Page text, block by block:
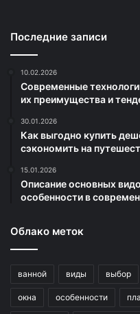
Последние записи
10.02.2026
Современные
их преимущества и
30.01.2026
Как выгодно купить
сэкономить на
15.01.2026
Описание основных
особенности в
Облако меток
ванной виды выбор
окна особенности